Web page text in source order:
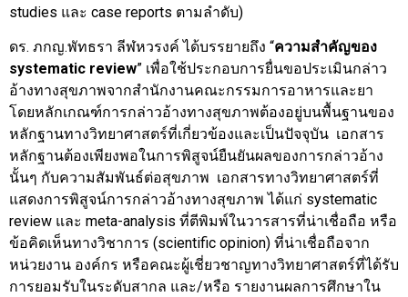
studies และ case reports ตามลำดับ)
ดร. ภกญ.พัทธรา ลีฬหวรงค์ ได้บรรยายถึง “ความสำคัญของ
systematic review” เพื่อใช้ประกอบการยื่นขอประเมินกล่าว
อ้างทางสุขภาพจากสำนักงานคณะกรรมการอาหารและยา
โดยหลักเกณฑ์การกล่าวอ้างทางสุขภาพต้องอยู่บนพื้นฐานของ
หลักฐานทางวิทยาศาสตร์ที่เกี่ยวข้องและเป็นปัจจุบัน เอกสาร
หลักฐานต้องเพียงพอในการพิสูจน์ยืนยันผลของการกล่าวอ้าง
นั้นๆ กับความสัมพันธ์ต่อสุขภาพ เอกสารทางวิทยาศาสตร์ที่
แสดงการพิสูจน์การกล่าวอ้างทางสุขภาพ ได้แก่ systematic
review และ meta-analysis ที่ตีพิมพ์ในวารสารที่น่าเชื่อถือ หรือ
ข้อคิดเห็นทางวิชาการ (scientific opinion) ที่น่าเชื่อถือจาก
หน่วยงาน องค์กร หรือคณะผู้เชี่ยวชาญทางวิทยาศาสตร์ที่ได้รับ
การยอมรับในระดับสากล และ/หรือ รายงานผลการศึกษาใน